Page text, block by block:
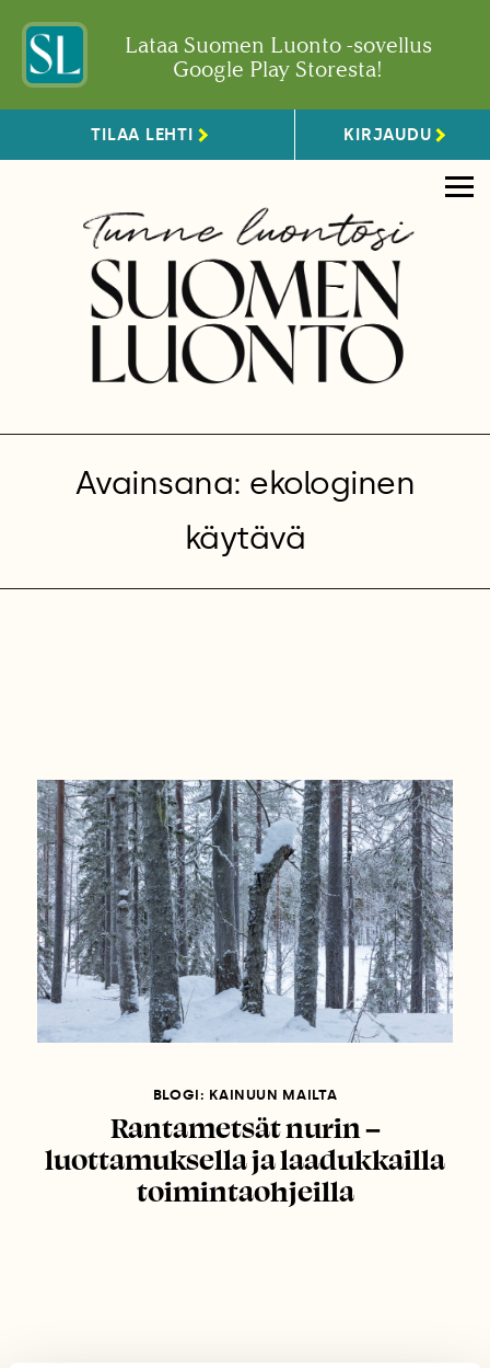
Lataa Suomen Luonto -sovellus
Google Play Storesta!
TILAA LEHTI KIRJAUDU
Avainsana: ekologinen
käytävä
BLOGI: KAINUUN MAILTA
Rantametsät nurin –
luottamuksella ja laadukkailla
toimintaohjeilla